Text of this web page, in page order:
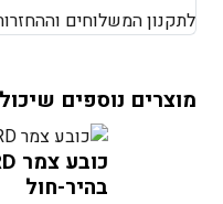
לתקנון המשלוחים
מוצרים נוספים
בהיר-חול